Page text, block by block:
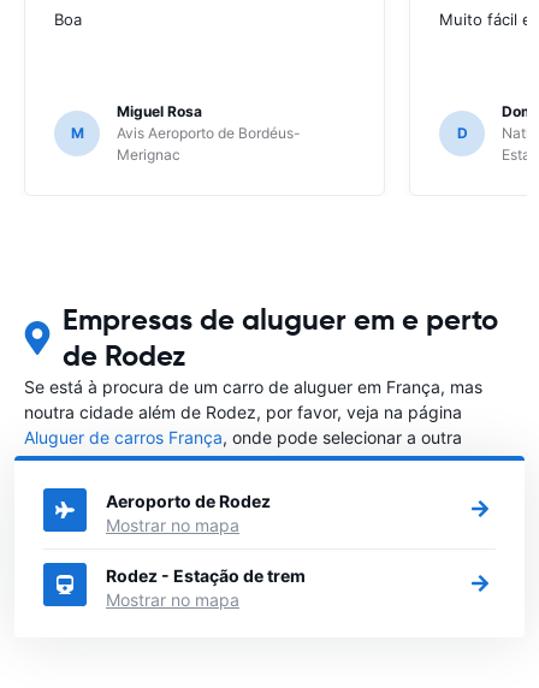
Boa
M
Miguel Rosa
Avis Aeroporto de Bordéus-
Merignac
Muito fácil e
D
Empresas de aluguer em e perto
de Rodez
Se está à procura de um carro de aluguer em França, mas
noutra cidade além de Rodez, por favor, veja na página
Aluguer de carros França, onde pode selecionar a outra
cidade em França que gostaria de alugar um carro
Aeroporto de Rodez
Mostrar no mapa
Rodez - Estação de trem
Mostrar no mapa